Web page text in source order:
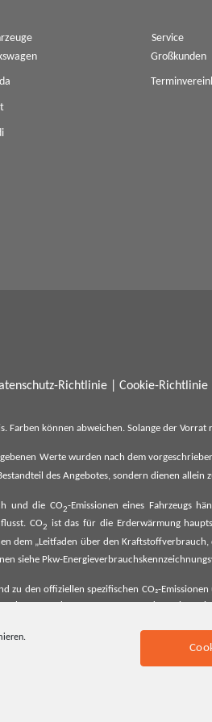
Service
Großkunden
Richtlinie Cookie-Richtlinie
Farben können abweichen. Solange der
Werte wurden nach dem
des Angebotes, sondern dienen
und die CO2-Emissionen eines Fahrzeugs
CO2
ist das für die Erderwärmung
dem „Leitfaden über den Kraftstoffverbrauch,
siehe Pkw-
den offiziellen spezifischen CO₂-
neuer Pkw entnommen werden.